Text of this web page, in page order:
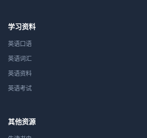
学习资料
英语口语
英语词汇
英语资料
英语考试
其他资源